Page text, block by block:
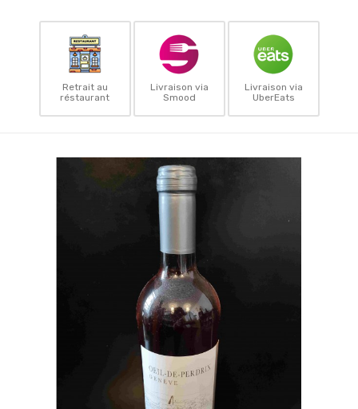
Retrait au
réstaurant
Livraison via
Smood
Livraison via
UberEats